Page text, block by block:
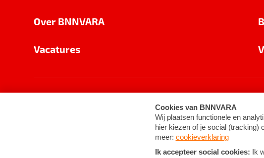
Over BNNVARA
Vacatures
Cookie-instellingen Algemene